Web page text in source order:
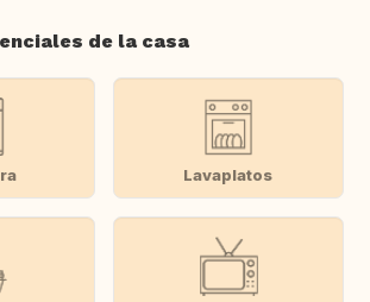
de la casa
Lavaplatos